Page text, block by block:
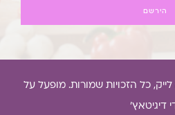
הירשם
© 2025 אמא לייק, כל הזכויות שמורות. מופעל על
דיגיטאץ'